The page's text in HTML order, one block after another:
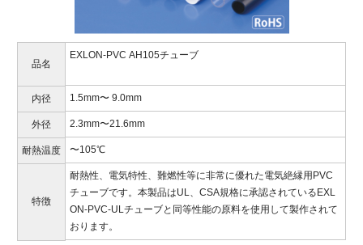
品名
EXLON-PVC AH105チューブ
内径 1.5mm〜 9.0mm
外径 2.3mm〜21.6mm
耐熱温度 〜105℃
特徴
耐熱性、電気特性、難燃性等に非常に優れた電気絶縁用PVC
チューブです。本製品はUL、CSA規格に承認されているEXL
ON-PVC-ULチューブと同等性能の原料を使用して製作されて
おります。